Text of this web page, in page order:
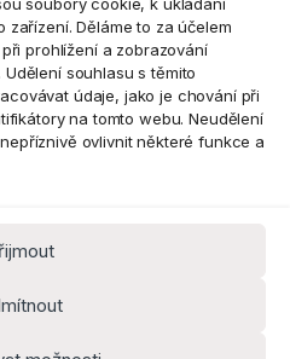
Děláme to za účelem
prohlížení a zobrazování
souhlasu s těmito
údaje, jako je chování při
na tomto webu. Neudělení
ovlivnit některé funkce a
Kontaktujte nás